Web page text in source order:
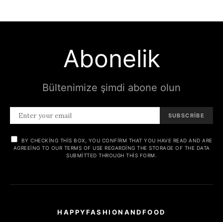
Abonelik
Bültenimize şimdi abone olun
SUBSCRIBE
BY CHECKING THIS BOX, YOU CONFIRM THAT YOU HAVE READ AND ARE
AGREEING TO OUR TERMS OF USE REGARDING THE STORAGE OF THE DATA
SUBMITTED THROUGH THIS FORM.
HAPPYFASHIONANDFOOD